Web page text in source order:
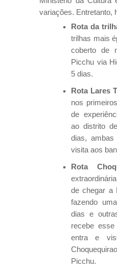
variações. Entretanto,
Rota da
trilhas mais
coberto de
Picchu via
5 dias.
Rota Lares
nos
de
ao distrito
dias,
visita aos
Rota
de chegar a
fazendo
dias e
recebe
entra e
Picchu.